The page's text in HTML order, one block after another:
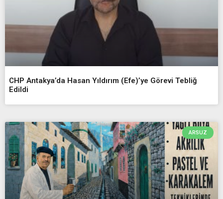
CHP Antakya’da Hasan Yıldırım (Efe)’ye Görevi Tebliğ
Edildi
ARSUZ